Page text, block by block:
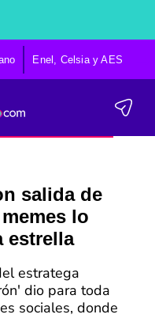
Enel, Celsia y AES
salida de
lo
estrella
estratega
dio para toda
sociales, donde